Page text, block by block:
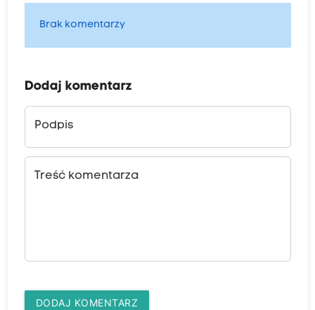
Brak komentarzy
Dodaj komentarz
Podpis
Treść komentarza
DODAJ KOMENTARZ